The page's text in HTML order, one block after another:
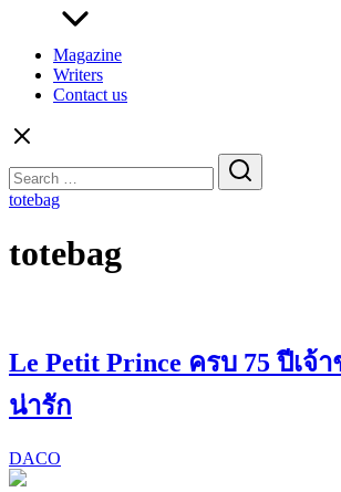
Magazine
Writers
Contact us
for:
totebag
totebag
Le Petit Prince ครบ 75 ปีเจ้
น่ารัก
DACO